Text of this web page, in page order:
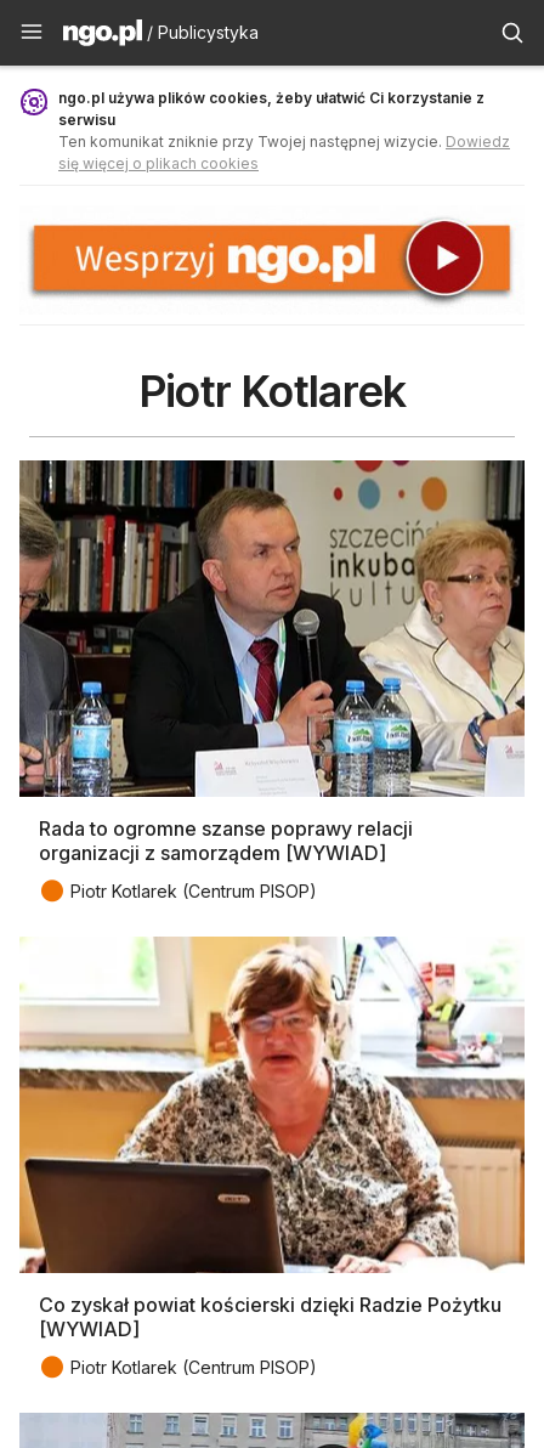
Publicystyka - ngo.pl
/ Publicystyka
ngo.pl używa plików cookies, żeby ułatwić Ci korzystanie z
serwisu
Ten komunikat zniknie przy Twojej następnej wizycie. Dowiedz
się więcej o plikach cookies
Piotr Kotlarek
Rada to ogromne szanse poprawy relacji
organizacji z samorządem [WYWIAD]
● Piotr Kotlarek (Centrum PISOP)
Co zyskał powiat kościerski dzięki Radzie Pożytku
[WYWIAD]
● Piotr Kotlarek (Centrum PISOP)